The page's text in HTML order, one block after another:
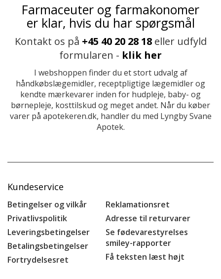
Farmaceuter og farmakonomer
er klar, hvis du har spørgsmål
Kontakt os på +45 40 20 28 18eller udfyld
formularen - klik her
I webshoppen finder du et stort udvalg af
håndkøbslægemidler, receptpligtige lægemidler og
kendte mærkevarer inden for hudpleje, baby- og
børnepleje, kosttilskud og meget andet. Når du køber
varer på apotekeren.dk, handler du med Lyngby Svane
Apotek.
Kundeservice
Betingelser og vilkår
Privatlivspolitik
Leveringsbetingelser
Betalingsbetingelser
Fortrydelsesret
Reklamationsret
Adresse til returvarer
Se fødevarestyrelses
smiley-rapporter
Få teksten læst højt